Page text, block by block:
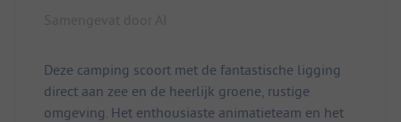
Deze camping scoort met de fantastische ligging
direct aan zee en de heerlijk groene, rustige
omgeving. Het enthousiaste animatieteam en het